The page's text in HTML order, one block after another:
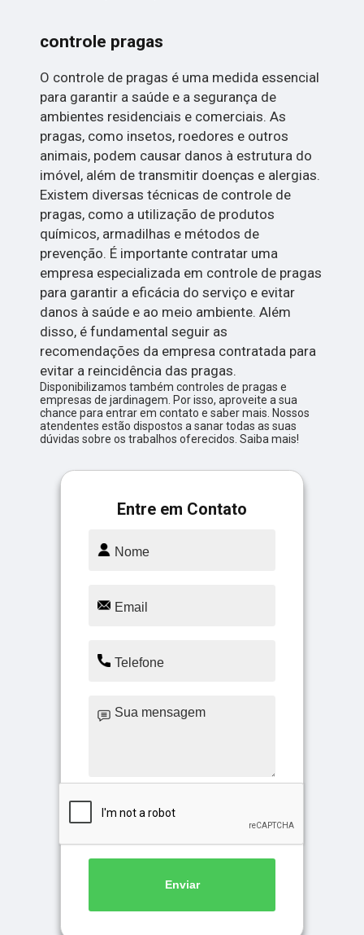
controle pragas
O controle de pragas é uma medida essencial
para garantir a saúde e a segurança de
ambientes residenciais e comerciais. As
pragas, como insetos, roedores e outros
animais, podem causar danos à estrutura do
imóvel, além de transmitir doenças e alergias.
Existem diversas técnicas de controle de
pragas, como a utilização de produtos
químicos, armadilhas e métodos de
prevenção. É importante contratar uma
empresa especializada em controle de pragas
para garantir a eficácia do serviço e evitar
danos à saúde e ao meio ambiente. Além
disso, é fundamental seguir as
recomendações da empresa contratada para
evitar a reincidência das pragas.
Disponibilizamos também controles de pragas e
empresas de jardinagem. Por isso, aproveite a sua
chance para entrar em contato e saber mais. Nossos
atendentes estão dispostos a sanar todas as suas
dúvidas sobre os trabalhos oferecidos. Saiba mais!
Entre em Contato
Enviar